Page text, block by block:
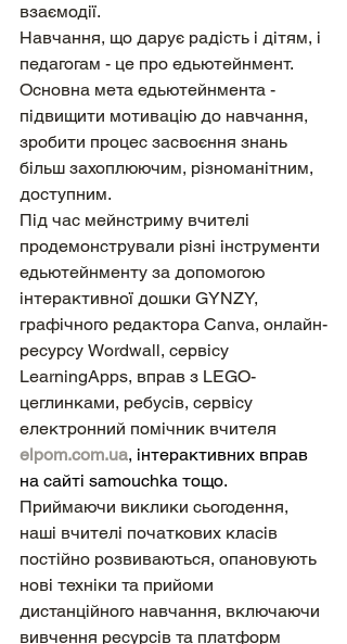
взаємодії.
Навчання, що дарує радість і дітям, і
педагогам - це про едьютейнмент.
Основна мета едьютейнмента -
підвищити мотивацію до навчання,
зробити процес засвоєння знань
більш захоплюючим, різноманітним,
доступним.
Під час мейнстриму вчителі
продемонстрували різні інструменти
едьютейнменту за допомогою
інтерактивної дошки GYNZY,
графічного редактора Canva, онлайн-
ресурсу Wordwall, сервісу
LearningApps, вправ з LEGO-
цеглинками, ребусів, сервісу
електронний помічник вчителя
elpom.com.ua, інтерактивних вправ
на сайті samouchka тощо.
Приймаючи виклики сьогодення,
наші вчителі початкових класів
постійно розвиваються, опановують
нові техніки та прийоми
дистанційного навчання, включаючи
вивчення ресурсів та платформ